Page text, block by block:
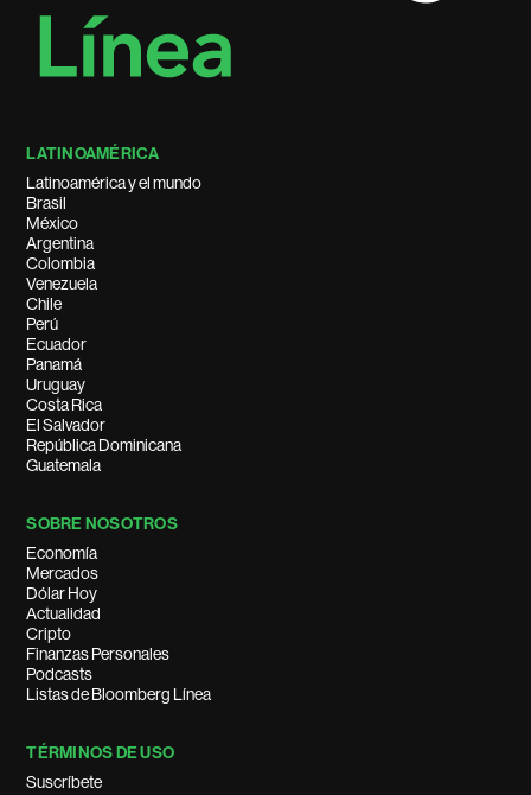
LATINOAMÉRICA
Latinoamérica y el mundo
Brasil
México
Argentina
Colombia
Venezuela
Chile
Perú
Ecuador
Panamá
Uruguay
Costa Rica
El Salvador
República Dominicana
Guatemala
SOBRE NOSOTROS
Economía
Mercados
Dólar Hoy
Actualidad
Cripto
Finanzas Personales
Podcasts
Listas de Bloomberg Línea
TÉRMINOS DE USO
Suscríbete